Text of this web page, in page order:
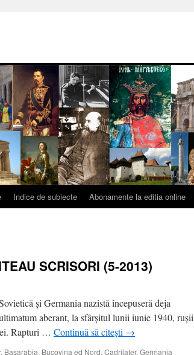
Indice de subiecte Abonamente la editia online
SCRISORI (5-2013)
şi Germania nazistă începuseră deja
aberant, la sfârşitul lunii iunie 1940, ruşii
Rapturi … Continuă să citești →
, Basarabia, Bucovina ed Nord, Cadrilater, Germania